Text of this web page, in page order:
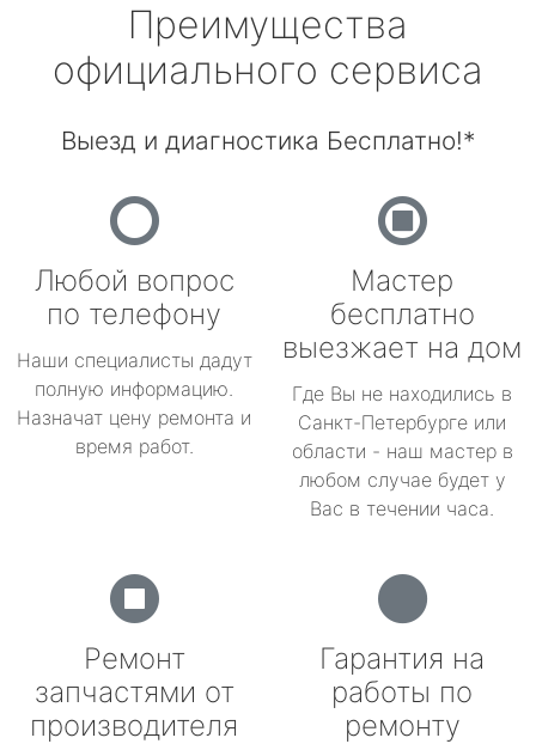
Преимущества
официального сервиса
Выезд и диагностика Бесплатно!*
Любой вопрос
по телефону
Наши специалисты дадут
полную информацию.
Назначат цену ремонта и
время работ.
Мастер
бесплатно
выезжает на дом
Где Вы не находились в
Санкт-Петербурге или
области - наш мастер в
любом случае будет у
Вас в течении часа.
Ремонт
запчастями от
производителя
Гарантия на
работы по
ремонту